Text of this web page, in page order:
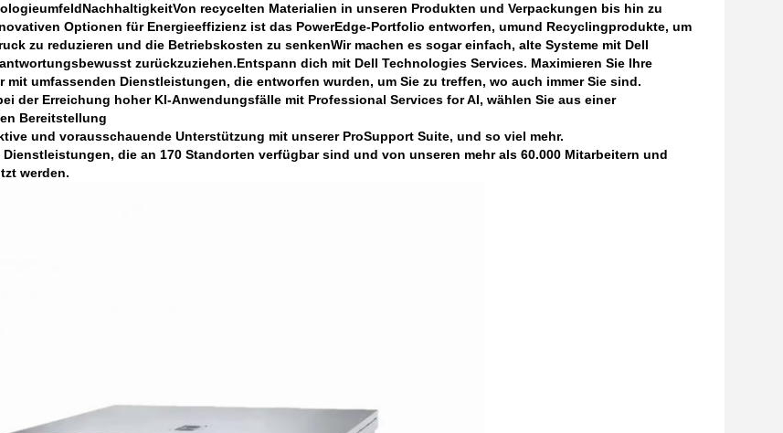
NachhaltigkeitVon recycelten Materialien in unseren Produkten und Verpackungen bis hin zu
Optionen für Energieeffizienz ist das PowerEdge-Portfolio entworfen, umund Recyclingprodukte, um
zu reduzieren und die Betriebskosten zu senkenWir machen es sogar einfach, alte Systeme mit Dell
zurückzuziehen.Entspann dich mit Dell Technologies Services. Maximieren Sie Ihre
mit umfassenden Dienstleistungen, die entworfen wurden, um Sie zu treffen, wo auch immer Sie sind.
der Erreichung hoher KI-Anwendungsfälle mit Professional Services for AI, wählen Sie aus einer
Bereitstellung
und vorausschauende Unterstützung mit unserer ProSupport Suite, und so viel mehr.
Dienstleistungen, die an 170 Standorten verfügbar sind und von unseren mehr als 60.000 Mitarbeitern und
werden.